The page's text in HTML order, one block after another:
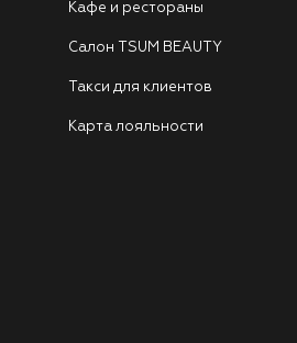
Кафе и рестораны
Салон TSUM BEAUTY
Такси для клиентов
Карта лояльности